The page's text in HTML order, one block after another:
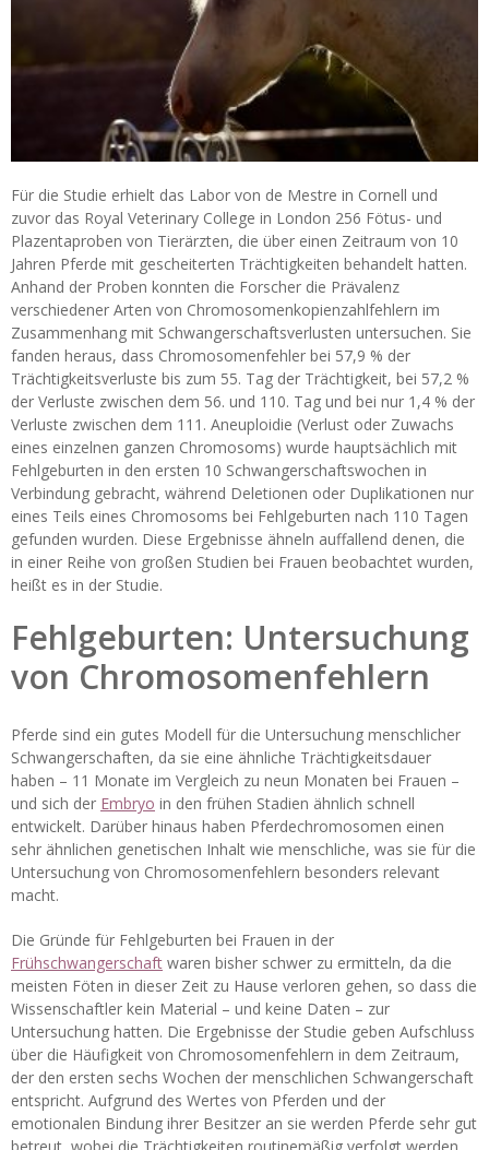
Für die Studie erhielt das Labor von de Mestre in Cornell und
zuvor das Royal Veterinary College in London 256 Fötus- und
Plazentaproben von Tierärzten, die über einen Zeitraum von 10
Jahren Pferde mit gescheiterten Trächtigkeiten behandelt hatten.
Anhand der Proben konnten die Forscher die Prävalenz
verschiedener Arten von Chromosomenkopienzahlfehlern im
Zusammenhang mit Schwangerschaftsverlusten untersuchen. Sie
fanden heraus, dass Chromosomenfehler bei 57,9 % der
Trächtigkeitsverluste bis zum 55. Tag der Trächtigkeit, bei 57,2 %
der Verluste zwischen dem 56. und 110. Tag und bei nur 1,4 % der
Verluste zwischen dem 111. Aneuploidie (Verlust oder Zuwachs
eines einzelnen ganzen Chromosoms) wurde hauptsächlich mit
Fehlgeburten in den ersten 10 Schwangerschaftswochen in
Verbindung gebracht, während Deletionen oder Duplikationen nur
eines Teils eines Chromosoms bei Fehlgeburten nach 110 Tagen
gefunden wurden. Diese Ergebnisse ähneln auffallend denen, die
in einer Reihe von großen Studien bei Frauen beobachtet wurden,
heißt es in der Studie.
Fehlgeburten: Untersuchung
von Chromosomenfehlern
Pferde sind ein gutes Modell für die Untersuchung menschlicher
Schwangerschaften, da sie eine ähnliche Trächtigkeitsdauer
haben – 11 Monate im Vergleich zu neun Monaten bei Frauen –
und sich der Embryo in den frühen Stadien ähnlich schnell
entwickelt. Darüber hinaus haben Pferdechromosomen einen
sehr ähnlichen genetischen Inhalt wie menschliche, was sie für die
Untersuchung von Chromosomenfehlern besonders relevant
macht.
Die Gründe für Fehlgeburten bei Frauen in der
Frühschwangerschaft waren bisher schwer zu ermitteln, da die
meisten Föten in dieser Zeit zu Hause verloren gehen, so dass die
Wissenschaftler kein Material – und keine Daten – zur
Untersuchung hatten. Die Ergebnisse der Studie geben Aufschluss
über die Häufigkeit von Chromosomenfehlern in dem Zeitraum,
der den ersten sechs Wochen der menschlichen Schwangerschaft
entspricht. Aufgrund des Wertes von Pferden und der
emotionalen Bindung ihrer Besitzer an sie werden Pferde sehr gut